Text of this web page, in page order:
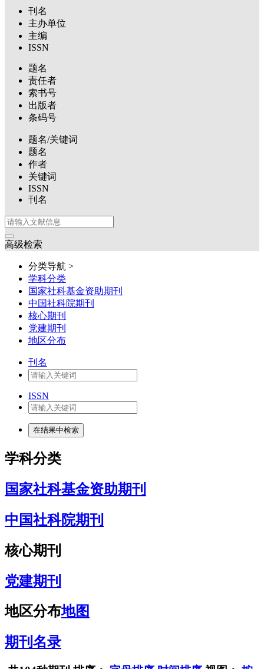
刊名
主办单位
主编
ISSN
题名
责任者
索书号
出版者
条码号
题名/关键词
题名
作者
关键词
ISSN
刊名
高级检索
分类导航 >
学科分类
国家社科基金资助期刊
中国社科院期刊
核心期刊
党建期刊
地区分布
刊名
ISSN
学科分类
国家社科基金资助期刊
中国社科院期刊
核心期刊
党建期刊
地区分布地图
期刊名录